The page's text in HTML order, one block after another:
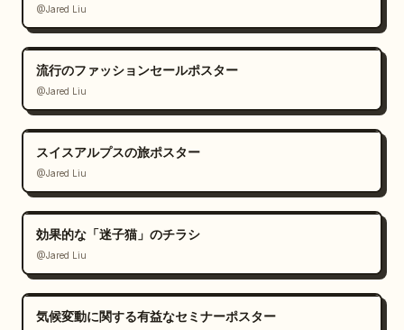
@Jared Liu
流行のファッションセールポスター
@Jared Liu
スイスアルプスの旅ポスター
@Jared Liu
効果的な「迷子猫」のチラシ
@Jared Liu
気候変動に関する有益なセミナーポスター